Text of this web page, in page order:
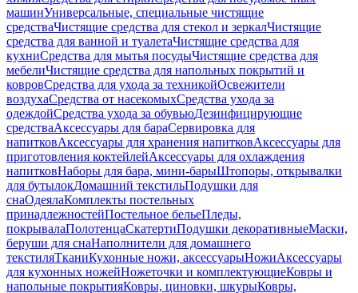
машинУниверсальные, специальные чистящие
средстваЧистящие средства для стекол и зеркалЧистящие
средства для ванной и туалетаЧистящие средства для
кухниСредства для мытья посудыЧистящие средства для
мебелиЧистящие средства для напольных покрытий и
ковровСредства для ухода за техникойОсвежители
воздухаСредства от насекомыхСредства ухода за
одеждойСредства ухода за обувьюДезинфицирующие
средстваАксессуары для бараСервировка для
напитковАксессуары для хранения напитковАксессуары для
приготовления коктейлейАксессуары для охлаждения
напитковНаборы для бара, мини-барыШтопоры, открывалки
для бутылокДомашний текстильПодушки для
снаОдеялаКомплекты постельных
принадлежностейПостельное бельеПледы,
покрывалаПолотенцаСкатертиПодушки декоративныеМаски,
беруши для снаНаполнители для домашнего
текстиляТканиКухонные ножи, аксессуарыНожиАксессуары
для кухонных ножейНожеточки и комплектующиеКовры и
напольные покрытияКовры, циновки, шкурыКовры,